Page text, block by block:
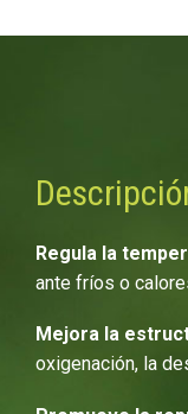
Regula la
ante fríos o
Mejora la
oxigenación, la